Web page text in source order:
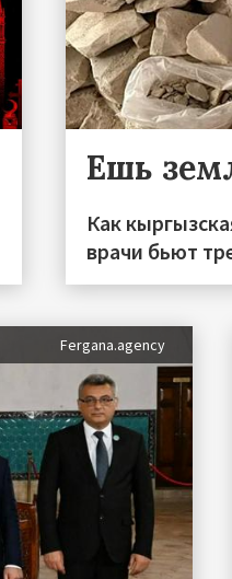
Ешь
Как
врачи бьют
Fergana.agency